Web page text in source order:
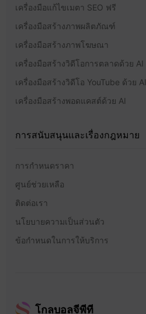
เครื่องมือแก้ไขเมตา SEO ฟรี
เครื่องมือสร้างภาพผลิตภัณฑ์
เครื่องมือสร้างภาพโฆษณา
เครื่องมือสร้างวิดีโอการตลาดด้วย AI
เครื่องมือสร้างวิดีโอ YouTube ด้วย AI
เครื่องมือสร้างพอดแคสต์ด้วย AI
การสนับสนุนและเรื่องกฎหมาย
การกำหนดราคา
ศูนย์ช่วยเหลือ
ติดต่อเรา
นโยบายความเป็นส่วนตัว
ข้อกำหนดในการให้บริการ
โกลบอลจีพีที